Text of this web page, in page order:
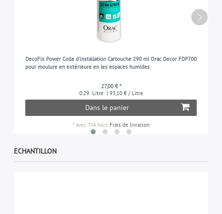
DecoFix Power Colle d'installation Cartouche 290 ml Orac Decor FDP700
pour moulure en extérieure en les espaces humides
27,00 € *
0.29 Litre | 93,10 € / Litre
Dans le panier
*avec TVAhors Frais de livraison
ECHANTILLON